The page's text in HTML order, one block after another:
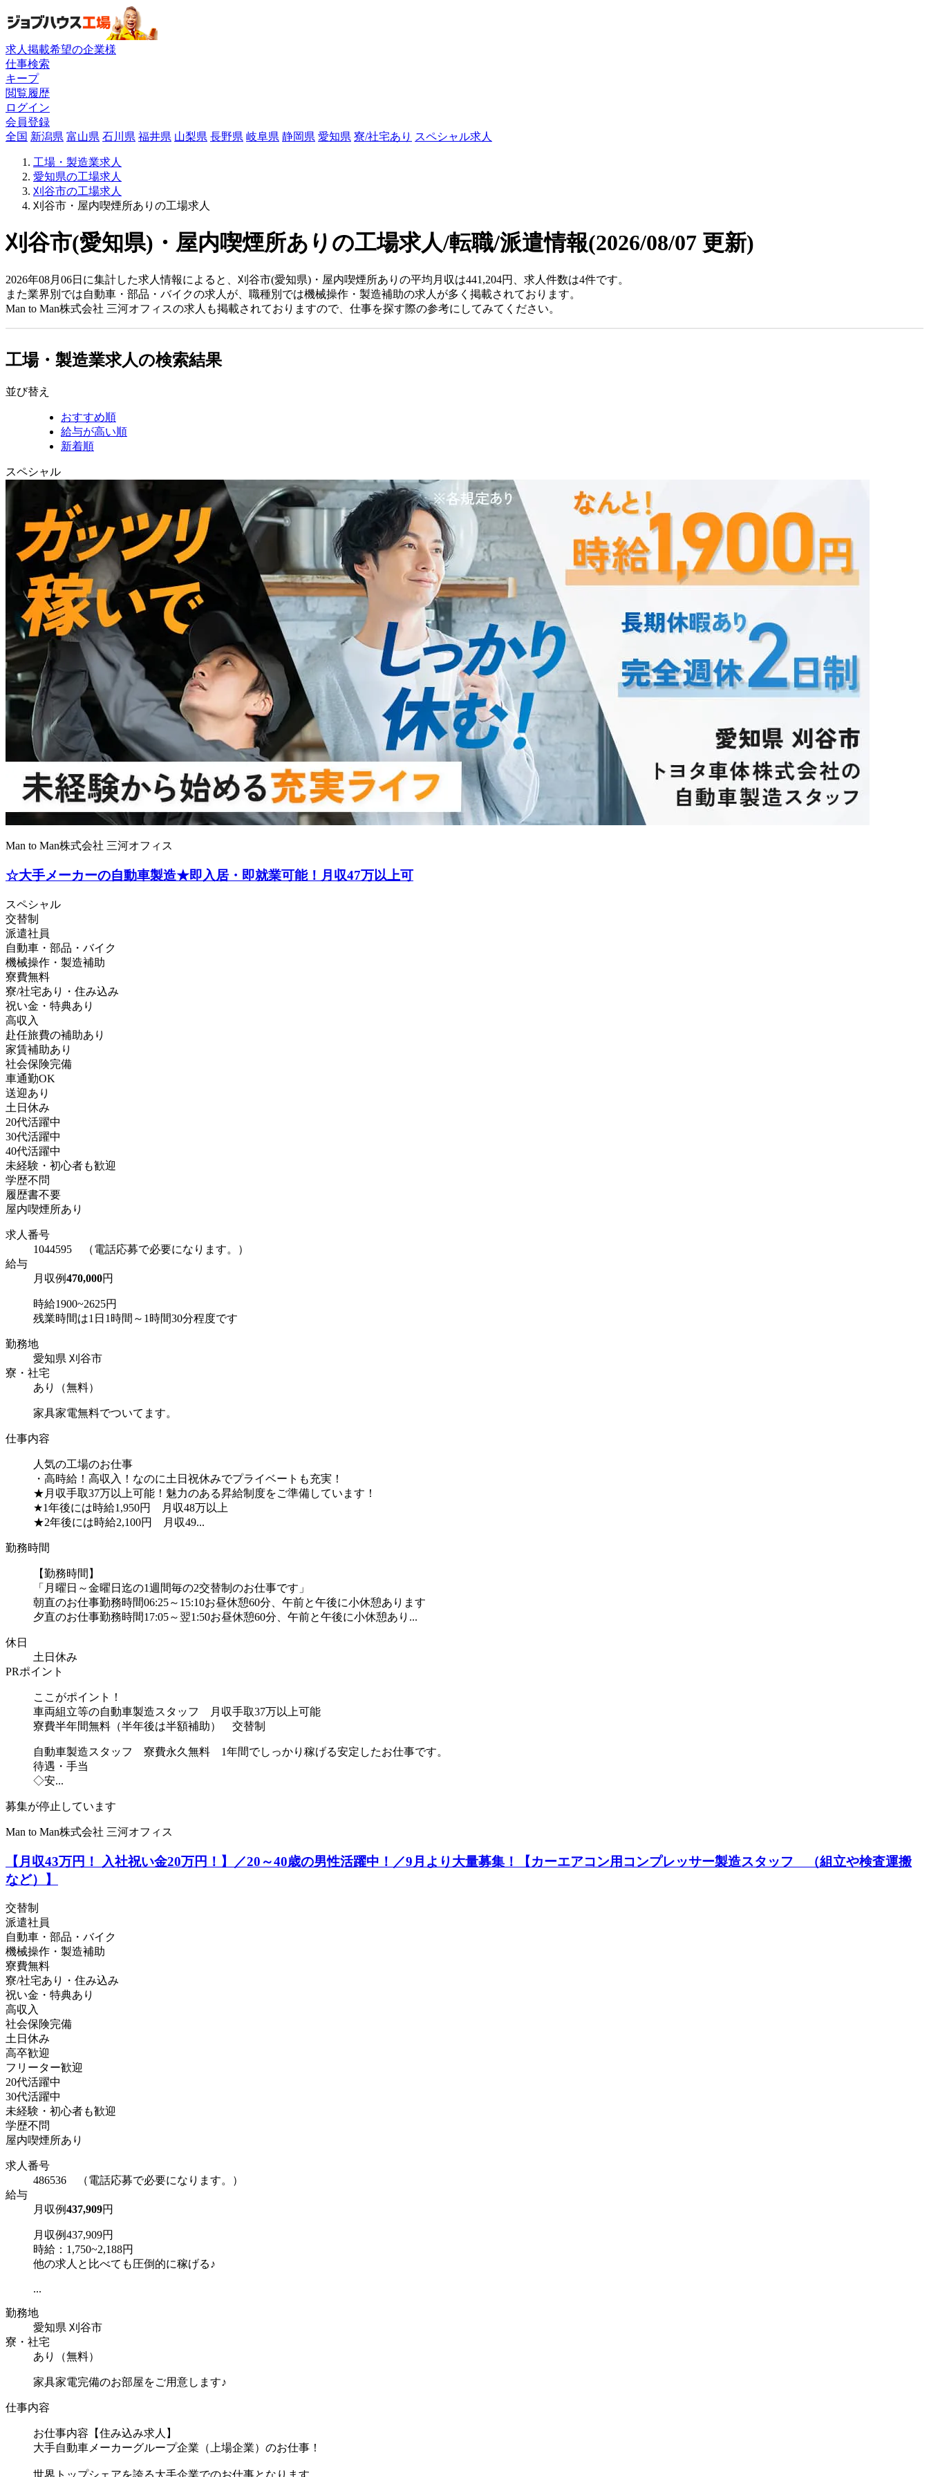
求人掲載希望の企業様
仕事検索
キープ
閲覧履歴
ログイン
会員登録
全国 新潟県 富山県 石川県 福井県 山梨県 長野県 岐阜県 静岡県 愛知県 寮/社宅あり スペシャル求人
工場・製造業求人
愛知県の工場求人
刈谷市の工場求人
刈谷市・屋内喫煙所ありの工場求人
刈谷市(愛知県)・屋内喫煙所ありの工場求人/転職/派遣情報(2026/08/07 更新)
2026年08月06日に集計した求人情報によると、刈谷市(愛知県)・屋内喫煙所ありの平均月収は441,204円、求人件数は4件です。
また業界別では自動車・部品・バイクの求人が、職種別では機械操作・製造補助の求人が多く掲載されております。
Man to Man株式会社 三河オフィスの求人も掲載されておりますので、仕事を探す際の参考にしてみてください。
工場・製造業求人の検索結果
並び替え
おすすめ順
給与が高い順
新着順
スペシャル
Man to Man株式会社 三河オフィス
☆大手メーカーの自動車製造★即入居・即就業可能！月収47万以上可
スペシャル
交替制
派遣社員
自動車・部品・バイク
機械操作・製造補助
寮費無料
寮/社宅あり・住み込み
祝い金・特典あり
高収入
赴任旅費の補助あり
家賃補助あり
社会保険完備
車通勤OK
送迎あり
土日休み
20代活躍中
30代活躍中
40代活躍中
未経験・初心者も歓迎
学歴不問
履歴書不要
屋内喫煙所あり
求人番号
1044595 （電話応募で必要になります。）
給与
月収例470,000円
時給1900~2625円
残業時間は1日1時間～1時間30分程度です
勤務地
愛知県 刈谷市
寮・社宅
あり（無料）
家具家電無料でついてます。
仕事内容
人気の工場のお仕事
・高時給！高収入！なのに土日祝休みでプライベートも充実！
★月収手取37万以上可能！魅力のある昇給制度をご準備しています！
★1年後には時給1,950円 月収48万以上
★2年後には時給2,100円 月収49...
勤務時間
【勤務時間】
「月曜日～金曜日迄の1週間毎の2交替制のお仕事です」
朝直のお仕事勤務時間06:25～15:10お昼休憩60分、午前と午後に小休憩あります
夕直のお仕事勤務時間17:05～翌1:50お昼休憩60分、午前と午後に小休憩あり...
休日
土日休み
PRポイント
ここがポイント！
車両組立等の自動車製造スタッフ 月収手取37万以上可能
寮費半年間無料（半年後は半額補助） 交替制
自動車製造スタッフ 寮費永久無料 1年間でしっかり稼げる安定したお仕事です。
待遇・手当
◇安...
募集が停止しています
Man to Man株式会社 三河オフィス
【月収43万円！ 入社祝い金20万円！】／20～40歳の男性活躍中！／9月より大量募集！【カーエアコン用コンプレッサー製造スタッフ （組立や検査運搬
など）】
交替制
派遣社員
自動車・部品・バイク
機械操作・製造補助
寮費無料
寮/社宅あり・住み込み
祝い金・特典あり
高収入
社会保険完備
土日休み
高卒歓迎
フリーター歓迎
20代活躍中
30代活躍中
未経験・初心者も歓迎
学歴不問
屋内喫煙所あり
求人番号
486536 （電話応募で必要になります。）
給与
月収例437,909円
月収例437,909円
時給：1,750~2,188円
他の求人と比べても圧倒的に稼げる♪
...
勤務地
愛知県 刈谷市
寮・社宅
あり（無料）
家具家電完備のお部屋をご用意します♪
仕事内容
お仕事内容【住み込み求人】
大手自動車メーカーグループ企業（上場企業）のお仕事！